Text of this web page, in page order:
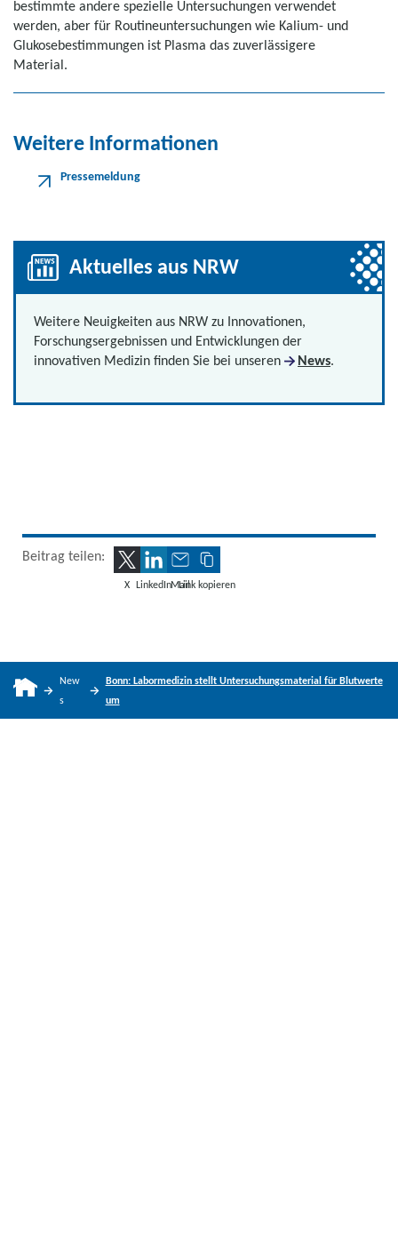
bestimmte andere spezielle Untersuchungen verwendet
werden, aber für Routineuntersuchungen wie Kalium- und
Glukosebestimmungen ist Plasma das zuverlässigere
Material.
Weitere Informationen
Pressemeldung
Aktuelles aus NRW
Weitere Neuigkeiten aus NRW zu Innovationen,
Forschungsergebnissen und Entwicklungen der
innovativen Medizin finden Sie bei unseren
News.
Beitrag teilen:
X LinkedInMailLink kopieren
New
s
Bonn: Labormedizin stellt Untersuchungsmaterial für Blutwerte
um